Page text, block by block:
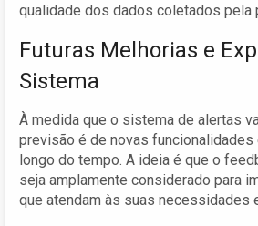
qualidade dos dados coletados pela
Futuras Melhorias e
Sistema
À medida que o sistema de alertas
previsão é de novas funcionalidades
longo do tempo. A ideia é que o
seja amplamente considerado para
que atendam às suas necessidades